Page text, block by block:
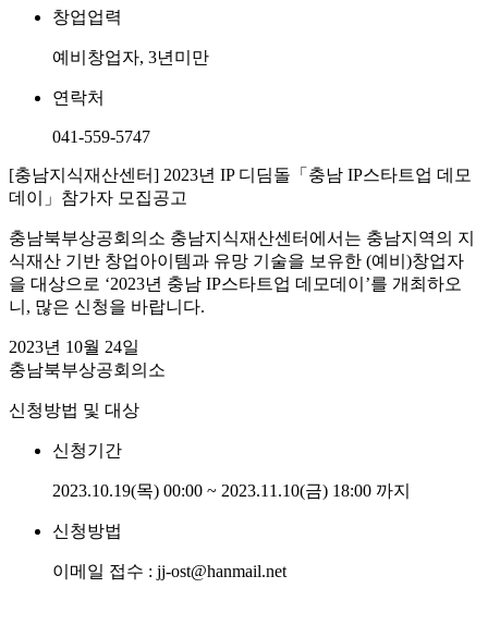
창업업력
예비창업자, 3년미만
연락처
041-559-5747
[충남지식재산센터] 2023년 IP 디딤돌「충남 IP스타트업 데모
데이」참가자 모집공고
충남북부상공회의소 충남지식재산센터에서는 충남지역의 지
식재산 기반 창업아이템과 유망 기술을 보유한 (예비)창업자
을 대상으로 ‘2023년 충남 IP스타트업 데모데이’를 개최하오
니, 많은 신청을 바랍니다.
2023년 10월 24일
충남북부상공회의소
신청방법 및 대상
신청기간
2023.10.19(목) 00:00 ~ 2023.11.10(금) 18:00 까지
신청방법
이메일 접수 : jj-ost@hanmail.net